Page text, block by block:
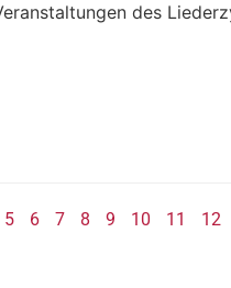
des
5 6 7 8 9 10 11 12